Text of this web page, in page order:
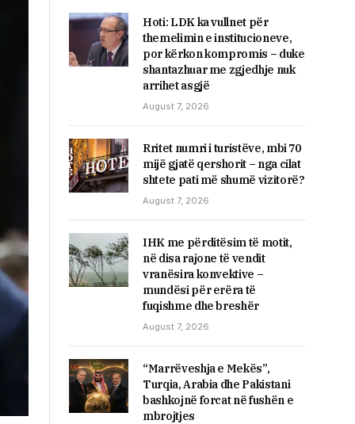
Hoti: LDK ka vullnet për
themelimin e institucioneve,
por kërkon kompromis – duke
shantazhuar me zgjedhje nuk
arrihet asgjë
August 7, 2026
Rritet numri i turistëve, mbi 70
mijë gjatë qershorit – nga cilat
shtete pati më shumë vizitorë?
August 7, 2026
IHK me përditësim të motit,
në disa rajone të vendit
vranësira konvektive –
mundësi për erëra të
fuqishme dhe breshër
August 7, 2026
“Marrëveshja e Mekës”,
Turqia, Arabia dhe Pakistani
bashkojnë forcat në fushën e
mbrojtjes